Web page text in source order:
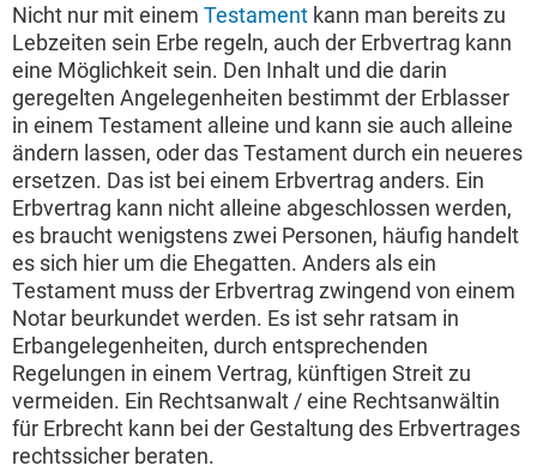
Nicht nur mit einem Testament kann man bereits zu
Lebzeiten sein Erbe regeln, auch der Erbvertrag kann
eine Möglichkeit sein. Den Inhalt und die darin
geregelten Angelegenheiten bestimmt der Erblasser
in einem Testament alleine und kann sie auch alleine
ändern lassen, oder das Testament durch ein neueres
ersetzen. Das ist bei einem Erbvertrag anders. Ein
Erbvertrag kann nicht alleine abgeschlossen werden,
es braucht wenigstens zwei Personen, häufig handelt
es sich hier um die Ehegatten. Anders als ein
Testament muss der Erbvertrag zwingend von einem
Notar beurkundet werden. Es ist sehr ratsam in
Erbangelegenheiten, durch entsprechenden
Regelungen in einem Vertrag, künftigen Streit zu
vermeiden. Ein Rechtsanwalt / eine Rechtsanwältin
für Erbrecht kann bei der Gestaltung des Erbvertrages
rechtssicher beraten.